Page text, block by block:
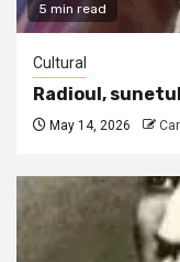
5 min read
Cultural
Radioul,
May 14, 2026